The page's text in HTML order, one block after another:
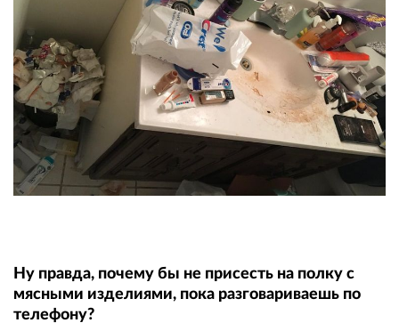
Ну правда, почему бы не присесть на полку с
мясными изделиями, пока разговариваешь по
телефону?